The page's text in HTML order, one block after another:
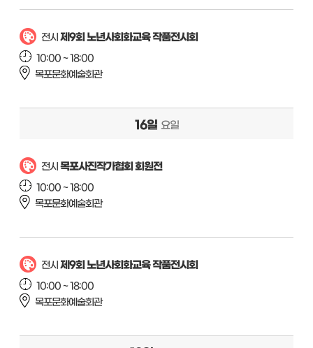
전시 제9회 노년사회화교육 작품전시회
10:00 ~ 18:00
목포문화예술회관
16일 요일
전시 목포사진작가협회 회원전
10:00 ~ 18:00
목포문화예술회관
전시 제9회 노년사회화교육 작품전시회
10:00 ~ 18:00
목포문화예술회관